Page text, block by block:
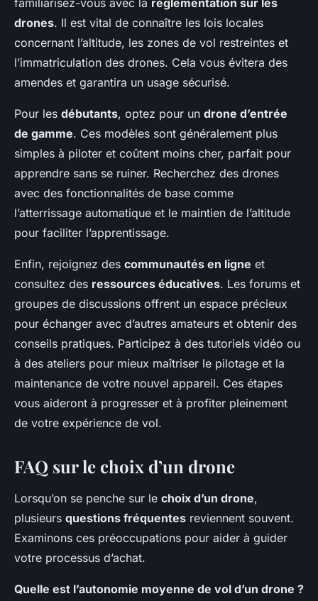
familiarisez-vous avec la réglementation sur les
drones. Il est vital de connaître les lois locales
concernant l’altitude, les zones de vol restreintes et
l’immatriculation des drones. Cela vous évitera des
amendes et garantira un usage sécurisé.
Pour les débutants, optez pour un drone d’entrée
de gamme. Ces modèles sont généralement plus
simples à piloter et coûtent moins cher, parfait pour
apprendre sans se ruiner. Recherchez des drones
avec des fonctionnalités de base comme
l’atterrissage automatique et le maintien de l’altitude
pour faciliter l’apprentissage.
Enfin, rejoignez des communautés en ligne et
consultez des ressources éducatives. Les forums et
groupes de discussions offrent un espace précieux
pour échanger avec d’autres amateurs et obtenir des
conseils pratiques. Participez à des tutoriels vidéo ou
à des ateliers pour mieux maîtriser le pilotage et la
maintenance de votre nouvel appareil. Ces étapes
vous aideront à progresser et à profiter pleinement
de votre expérience de vol.
FAQ sur le choix d’un drone
Lorsqu’on se penche sur le choix d’un drone,
plusieurs questions fréquentes reviennent souvent.
Examinons ces préoccupations pour aider à guider
votre processus d’achat.
Quelle est l’autonomie moyenne de vol d’un drone ?